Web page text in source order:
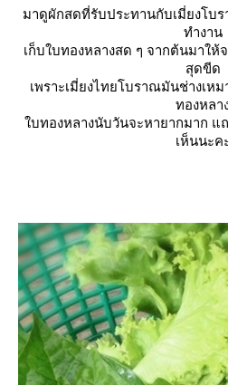
มาดูผักสดที่รับประทานกับเมี่ยงโบ
ทำงาน
เก็บใบทองหลางสด ๆ จากต้นมาให้
สุดขีด
เพราะเมี่ยงไทยโบราณมันช่างเห
ทองหลา
บทองหลางนับวันจะหายากมาก แ
เห็นนะค